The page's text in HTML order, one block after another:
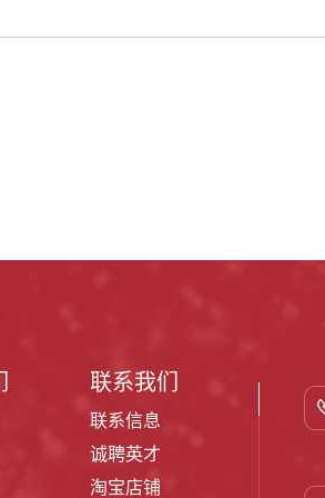
联系我们
联系信息
诚聘英才
淘宝店铺